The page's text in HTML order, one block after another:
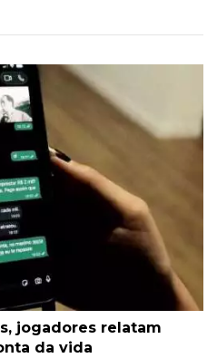
jogadores relatam
da vida